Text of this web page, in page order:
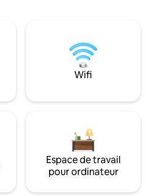
Wifi
Espace de travail
pour ordinateur